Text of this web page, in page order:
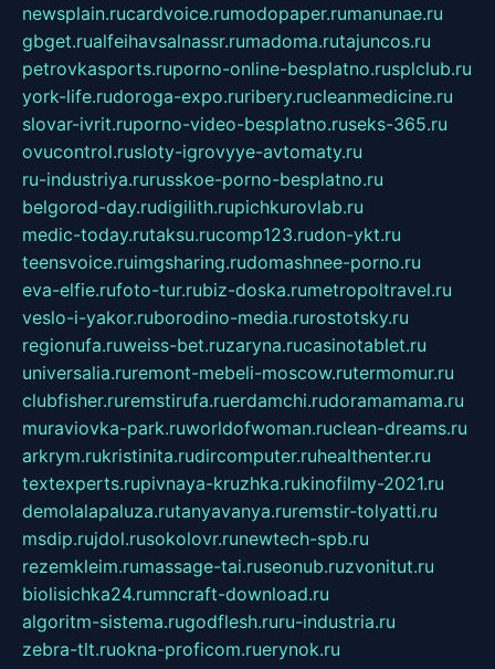
newsplain.rucardvoice.rumodopaper.rumanunae.ru
gbget.rualfeihavsalnassr.rumadoma.rutajuncos.ru
petrovkasports.ruporno-online-besplatno.rusplclub.ru
york-life.rudoroga-expo.ruribery.rucleanmedicine.ru
slovar-ivrit.ruporno-video-besplatno.ruseks-365.ru
ovucontrol.rusloty-igrovyye-avtomaty.ru
ru-industriya.rurusskoe-porno-besplatno.ru
belgorod-day.rudigilith.rupichkurovlab.ru
medic-today.rutaksu.rucomp123.rudon-ykt.ru
teensvoice.ruimgsharing.rudomashnee-porno.ru
eva-elfie.rufoto-tur.rubiz-doska.rumetropoltravel.ru
veslo-i-yakor.ruborodino-media.rurostotsky.ru
regionufa.ruweiss-bet.ruzaryna.rucasinotablet.ru
universalia.ruremont-mebeli-moscow.rutermomur.ru
clubfisher.ruremstirufa.ruerdamchi.rudoramamama.ru
muraviovka-park.ruworldofwoman.ruclean-dreams.ru
arkrym.rukristinita.rudircomputer.ruhealthenter.ru
textexperts.rupivnaya-kruzhka.rukinofilmy-2021.ru
demolalapaluza.rutanyavanya.ruremstir-tolyatti.ru
msdip.rujdol.rusokolovr.runewtech-spb.ru
rezemkleim.rumassage-tai.ruseonub.ruzvonitut.ru
biolisichka24.rumncraft-download.ru
algoritm-sistema.rugodflesh.ruru-industria.ru
zebra-tlt.ruokna-proficom.ruerynok.ru